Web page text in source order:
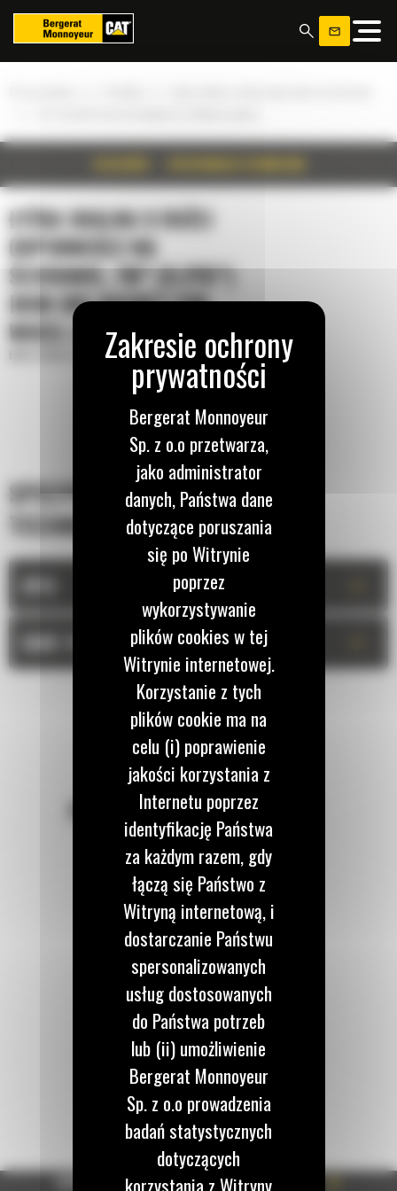
ŁYŻKA SKALNA O DUŻEJ
ODPORNOŚCI NA
ŚCIERANIE, 7M³ (9.2YD³)
IRON ORE BUCKET FOR
WHEEL LOADERS
Łyżka skalna o dużej odporności na ścieranie
SPECYFIKACJA
TECHNICZNA
DANE TECHNICZNE
POZOSTAŃMY W KONTAKCIE
Zadzwoń do nas
122 100 122
Napisz do nas
WYŚLIJ WIADOMOŚĆ
OFERTA
Panel zarządzania plikami cookies
Bergerat Monnoyeur
Sp. z o.o przetwarza,
jako administrator
danych, Państwa dane
dotyczące poruszania
się po Witrynie
poprzez
wykorzystywanie
plików cookies w tej
Witrynie internetowej.
Korzystanie z tych
plików cookie ma na
celu (i) poprawienie
jakości korzystania z
Internetu poprzez
identyfikację Państwa
za każdym razem, gdy
łączą się Państwo z
Witryną internetową, i
dostarczanie Państwu
spersonalizowanych
usług dostosowanych
do Państwa potrzeb
lub (ii) umożliwienie
Bergerat Monnoyeur
Sp. z o.o prowadzenia
badań statystycznych
dotyczących
korzystania z Witryny